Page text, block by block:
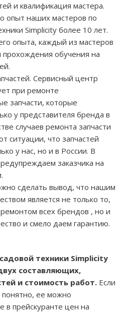
и квалификация мастера.
опыт наших мастеров по
Simplicity более 10 лет.
опыта, каждый из мастеров
обучения на
Сервисный центр
при ремонте
запчасти, которые
у представителя бренда в
случаев ремонта запчасти
ситуации, что запчастей
у нас, но и в России. В
заказчика на
сделать вывод, что нашим
является не только то,
всех брендов , но и
и смело даем гарантию.
техники Simplicity
составляющих,
и стоимость работ. Если
ее можно
в прейскуранте цен на